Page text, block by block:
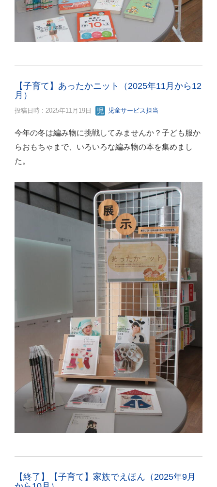
【子育て】あったかニット（2025年11月から12
月）
投稿日時 : 2025年11月19日 児童サービス担当
今年の冬は編み物に挑戦してみませんか？子ども服か
らおもちゃまで、いろいろな編み物の本を集めまし
た。
【終了】【子育て】家族でえほん（2025年9月